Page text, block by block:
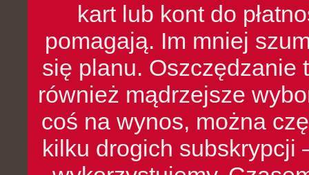
kart lub kont do
pomagają. Im mniej
się planu. Oszczędzanie
również mądrzejsze
coś na wynos, można
kilku drogich subskrypcji